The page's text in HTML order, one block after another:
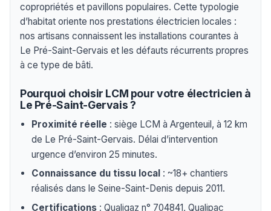
copropriétés et pavillons populaires. Cette typologie
d’habitat oriente nos prestations électricien locales :
nos artisans connaissent les installations courantes à
Le Pré-Saint-Gervais et les défauts récurrents propres
à ce type de bâti.
Pourquoi choisir LCM pour votre électricien à
Le Pré-Saint-Gervais ?
Proximité réelle : siège LCM à Argenteuil, à 12 km
de Le Pré-Saint-Gervais. Délai d’intervention
urgence d’environ 25 minutes.
Connaissance du tissu local : ~18+ chantiers
réalisés dans le Seine-Saint-Denis depuis 2011.
Certifications : Qualigaz n° 704841, Qualipac